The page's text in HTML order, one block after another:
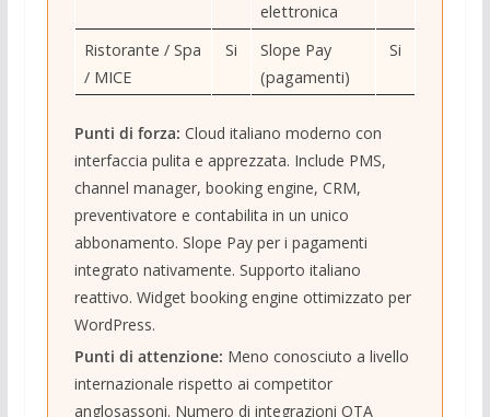
elettronica
Ristorante / Spa
/ MICE
Si
Slope Pay
(pagamenti)
Si
Punti di forza: Cloud italiano moderno con
interfaccia pulita e apprezzata. Include PMS,
channel manager, booking engine, CRM,
preventivatore e contabilita in un unico
abbonamento. Slope Pay per i pagamenti
integrato nativamente. Supporto italiano
reattivo. Widget booking engine ottimizzato per
WordPress.
Punti di attenzione: Meno conosciuto a livello
internazionale rispetto ai competitor
anglosassoni. Numero di integrazioni OTA